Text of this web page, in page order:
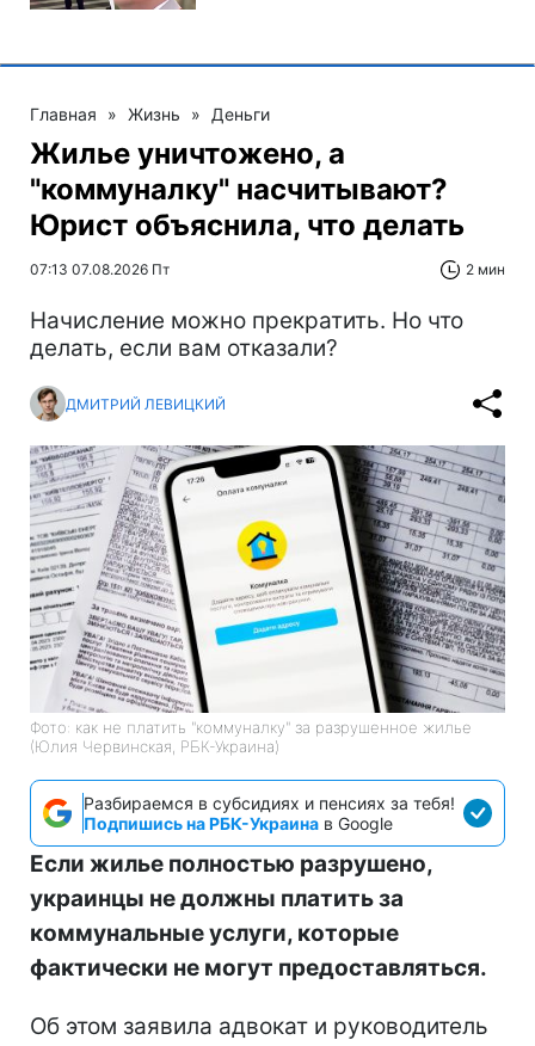
Главная » Жизнь » Деньги
Жилье уничтожено, а
"коммуналку" насчитывают?
Юрист объяснила, что делать
07:13 07.08.2026 Пт 2 мин
Начисление можно прекратить. Но что
делать, если вам отказали?
ДМИТРИЙ ЛЕВИЦКИЙ
Фото: как не платить "коммуналку" за разрушенное жилье
(Юлия Червинская, РБК-Украина)
Разбираемся в субсидиях и пенсиях за тебя!
Подпишись на РБК-Украина в Google
Если жилье полностью разрушено,
украинцы не должны платить за
коммунальные услуги, которые
фактически не могут предоставляться.
Об этом заявила адвокат и руководитель